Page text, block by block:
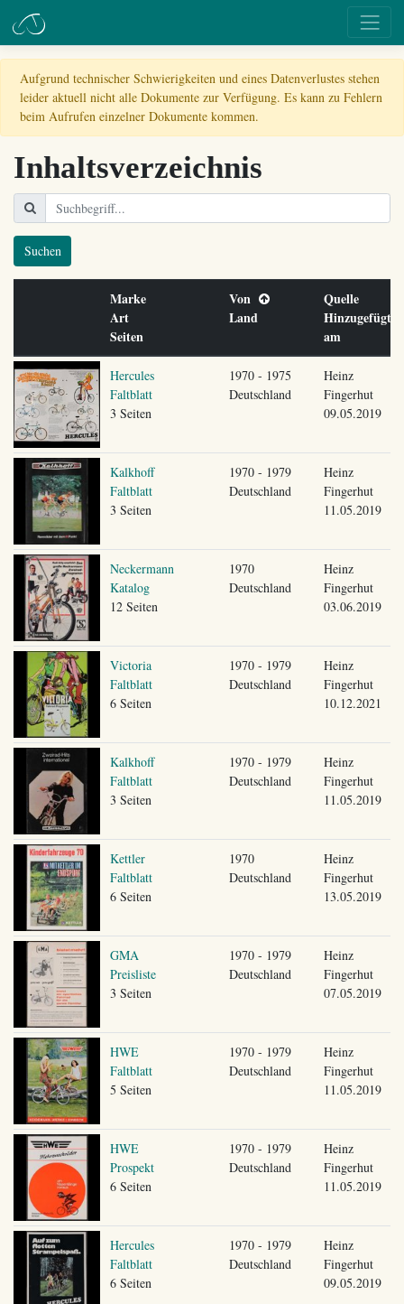
Aufgrund technischer Schwierigkeiten und eines Datenverlustes stehen
leider aktuell nicht alle Dokumente zur Verfügung. Es kann zu Fehlern
beim Aufrufen einzelner Dokumente kommen.
Inhaltsverzeichnis
Suchen
Marke
Art
Seiten
Von
Land
Quelle
Hinzugefügt
am
Hercules
Faltblatt
3 Seiten
1970 - 1975
Deutschland
Heinz
Fingerhut
09.05.2019
Kalkhoff
Faltblatt
3 Seiten
1970 - 1979
Deutschland
Heinz
Fingerhut
11.05.2019
Neckermann
Katalog
12 Seiten
1970
Deutschland
Heinz
Fingerhut
03.06.2019
Victoria
Faltblatt
6 Seiten
1970 - 1979
Deutschland
Heinz
Fingerhut
10.12.2021
Kalkhoff
Faltblatt
3 Seiten
1970 - 1979
Deutschland
Heinz
Fingerhut
11.05.2019
Kettler
Faltblatt
6 Seiten
1970
Deutschland
Heinz
Fingerhut
13.05.2019
GMA
Preisliste
3 Seiten
1970 - 1979
Deutschland
Heinz
Fingerhut
07.05.2019
HWE
Faltblatt
5 Seiten
1970 - 1979
Deutschland
Heinz
Fingerhut
11.05.2019
HWE
Prospekt
6 Seiten
1970 - 1979
Deutschland
Heinz
Fingerhut
11.05.2019
Hercules
Faltblatt
6 Seiten
1970 - 1979
Deutschland
Heinz
Fingerhut
09.05.2019